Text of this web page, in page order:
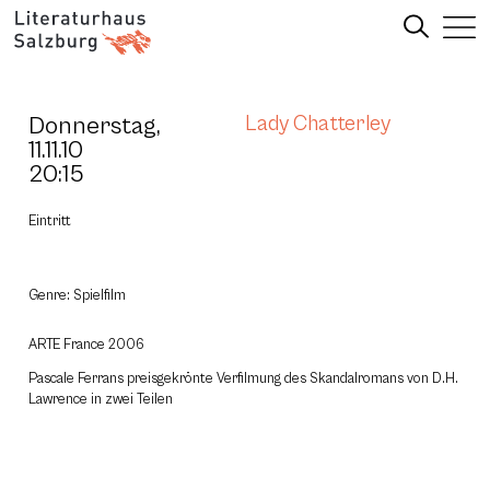
Donnerstag,
11.11.10
20:15
Lady Chatterley
Eintritt
Genre: Spielfilm
ARTE France 2006
Pascale Ferrans preisgekrönte Verfilmung des Skandalromans von D.H.
Lawrence in zwei Teilen